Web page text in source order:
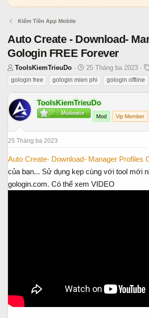
Kiếm Tiền App Mobile
Auto Create - Download-
Gologin FREE Forever
T
h
r
e
a
d
r
t
r
ToolsKiemTrieuDo
N
g
à
b
ắ
u
25 Tháng ba 2023
gologin free
gologin mien phi gologin offline
ToolsKiemTrieuDo
Mod Vip Member
25 Tháng ba 2023
Auto Create- Download- Manager Profiles
của bạn... Sử dụng kẹp cùng với tool mới
gologin.com. Có thể xem VIDEO